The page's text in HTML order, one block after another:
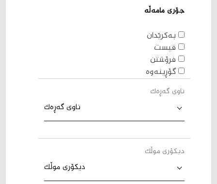
جۆری مامەڵە
بەکرێدان
قیست
فرۆشتن
گۆڕینەوە
ناوی گەڕەک
ناوی گەڕەک
دیکۆری موڵک
دیکۆری موڵک